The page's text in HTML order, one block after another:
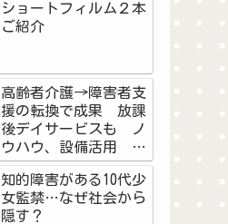
両親」「知ることで学
べた」
ショートフィルム２本
ご紹介
高齢者介護→障害者支
援の転換で成果 放課
後デイサービスも ノ
ウハウ、設備活用 浜
松市の社会福祉法人天
竜厚生会
知的障害がある10代少
女監禁…なぜ社会から
隠す？